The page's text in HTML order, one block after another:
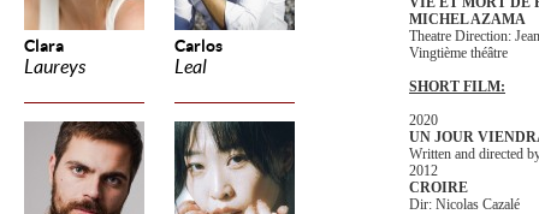
Clara
Laureys
Carlos
Leal
MICHEL AZAMA
Theatre Direction:
Vingtième théâtre
SHORT FILM:
2020
UN JOUR
Written and directed
2012
CROIRE
Dir: Nicolas Cazalé